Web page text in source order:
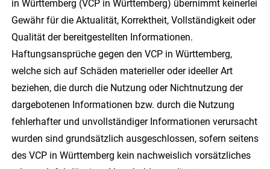
in Württemberg (VCP in Württemberg) übernimmt keinerlei
Gewähr für die Aktualität, Korrektheit, Vollständigkeit oder
Qualität der bereitgestellten Informationen.
Haftungsansprüche gegen den VCP in Württemberg,
welche sich auf Schäden materieller oder ideeller Art
beziehen, die durch die Nutzung oder Nichtnutzung der
dargebotenen Informationen bzw. durch die Nutzung
fehlerhafter und unvollständiger Informationen verursacht
wurden sind grundsätzlich ausgeschlossen, sofern seitens
des VCP in Württemberg kein nachweislich vorsätzliches